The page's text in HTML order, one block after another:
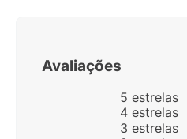
Avaliações
5 estrelas
4estrelas
3 estrelas